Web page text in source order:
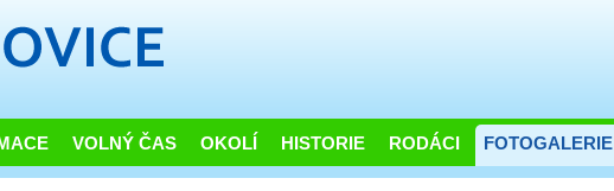
VOLNÝ ČAS OKOLÍ HISTORIE RODÁCI FOTOGALERIE